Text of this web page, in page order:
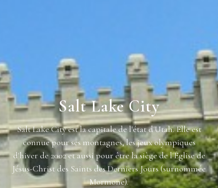
Salt Lake City
Salt Lake City est la capitale de l'état d'Utah. Elle est
connue pour ses montagnes, les jeux olympiques
d'hiver de 2002 et aussi pour être la siège de l'Église de
Jésus-Christ des Saints des Derniers Jours (surnommée
Mormone).